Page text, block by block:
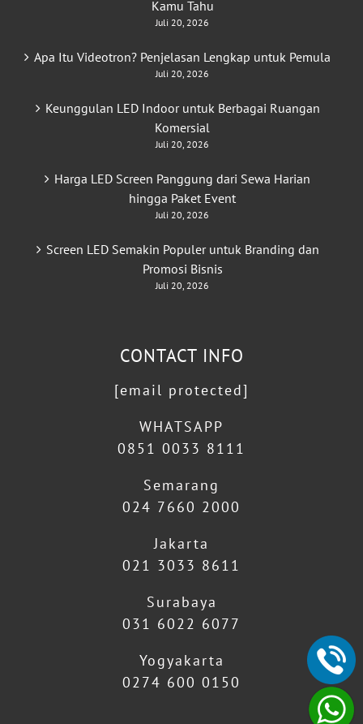
Kamu Tahu
Juli 20, 2026
Apa Itu Videotron? Penjelasan Lengkap untuk Pemula
Juli 20, 2026
Keunggulan LED Indoor untuk Berbagai Ruangan
Komersial
Juli 20, 2026
Harga LED Screen Panggung dari Sewa Harian
hingga Paket Event
Juli 20, 2026
Screen LED Semakin Populer untuk Branding dan
Promosi Bisnis
Juli 20, 2026
CONTACT INFO
[email protected]
WHATSAPP
0851 0033 8111
Semarang
024 7660 2000
Jakarta
021 3033 8611
Surabaya
031 6022 6077
Yogyakarta
0274 600 0150